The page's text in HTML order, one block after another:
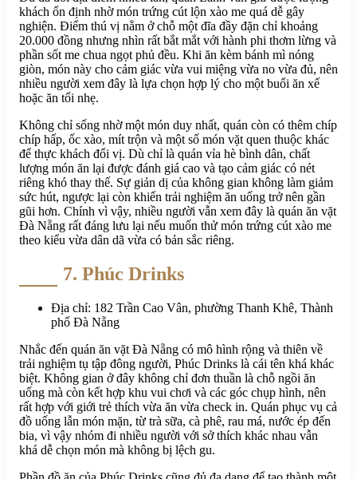
khách ổn định nhờ món trứng cút lộn xào me quá dễ gây
nghiện. Điểm thú vị nằm ở chỗ một đĩa đầy đặn chỉ khoảng
20.000 đồng nhưng nhìn rất bắt mắt với hành phi thơm lừng và
phần sốt me chua ngọt phủ đều. Khi ăn kèm bánh mì nóng
giòn, món này cho cảm giác vừa vui miệng vừa no vừa đủ, nên
nhiều người xem đây là lựa chọn hợp lý cho một buổi ăn xế
hoặc ăn tối nhẹ.
Không chỉ sống nhờ một món duy nhất, quán còn có thêm chíp
chíp hấp, ốc xào, mít trộn và một số món vặt quen thuộc khác
để thực khách đổi vị. Dù chỉ là quán vỉa hè bình dân, chất
lượng món ăn lại được đánh giá cao và tạo cảm giác có nét
riêng khó thay thế. Sự giản dị của không gian không làm giảm
sức hút, ngược lại còn khiến trải nghiệm ăn uống trở nên gần
gũi hơn. Chính vì vậy, nhiều người vẫn xem đây là quán ăn vặt
Đà Nẵng rất đáng lưu lại nếu muốn thử món trứng cút xào me
theo kiểu vừa dân dã vừa có bản sắc riêng.
7. Phúc Drinks
Địa chỉ: 182 Trần Cao Vân, phường Thanh Khê, Thành
phố Đà Nẵng
Nhắc đến quán ăn vặt Đà Nẵng có mô hình rộng và thiên về
trải nghiệm tụ tập đông người, Phúc Drinks là cái tên khá khác
biệt. Không gian ở đây không chỉ đơn thuần là chỗ ngồi ăn
uống mà còn kết hợp khu vui chơi và các góc chụp hình, nên
rất hợp với giới trẻ thích vừa ăn vừa check in. Quán phục vụ cả
đồ uống lẫn món mặn, từ trà sữa, cà phê, rau má, nước ép đến
bia, vì vậy nhóm đi nhiều người với sở thích khác nhau vẫn
khá dễ chọn món mà không bị lệch gu.